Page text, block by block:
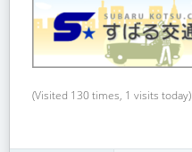
(Visited 130 times, 1 visits today)